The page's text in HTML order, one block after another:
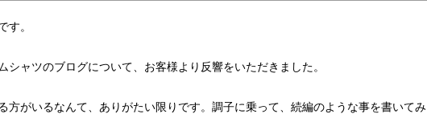
す。
シャツのブログについて、お客様より反響をいただきました。
方がいるなんて、ありがたい限りです。調子に乗って、続編のような事を書いてみ